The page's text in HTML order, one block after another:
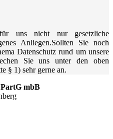
uns nicht nur gesetzliche
Anliegen.Sollten Sie noch
Datenschutz rund um unsere
Sie uns unter den oben
§ 1) sehr gerne an.
mbB